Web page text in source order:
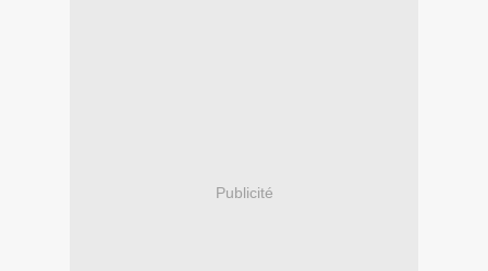
Publicité